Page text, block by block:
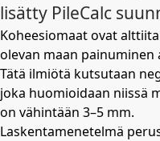
lisätty PileCalc
Koheesiomaat ovat
olevan maan
Tätä ilmiötä kutsutaan
joka huomioidaan niissä
on vähintään 3–5 mm.
Laskentamenetelmä